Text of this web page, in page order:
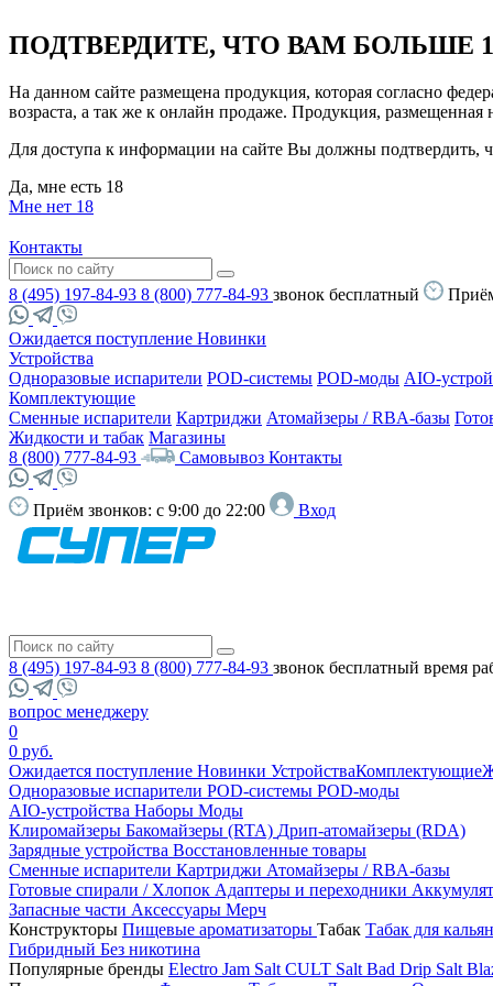
ПОДТВЕРДИТЕ, ЧТО ВАМ БОЛЬШЕ
На данном сайте размещена продукция, которая согласно
возраста, а так же к онлайн продаже. Продукция,
Для доступа к информации на сайте Вы должны подтвердить,
Да, мне есть 18
Мне нет 18
Контакты
8 (495) 197-84-93 8 (800) 777-84-93 звонок бесплатный
Ожидается поступление Новинки
Устройства
Одноразовые испарители POD-системы POD-моды AIO-
Комплектующие
Сменные испарители Картриджи Атомайзеры / RBA-базы
Жидкости и табак Магазины
8 (800) 777-84-93
Самовывоз Контакты
Приём звонков: с 9:00 до 22:00 Вход
8 (495) 197-84-93 8 (800) 777-84-93 звонок бесплатный время
вопрос менеджеру
0
0 руб.
Ожидается поступление Новинки УстройстваКомплектующие
Одноразовые испарители POD-системы POD-моды
AIO-устройства Наборы Моды
Клиромайзеры Бакомайзеры (RTA) Дрип-атомайзеры (RDA)
Зарядные устройства Восстановленные товары
Сменные испарители Картриджи Атомайзеры / RBA-базы
Готовые спирали / Хлопок Адаптеры и переходники
Запасные части Аксессуары Мерч
Конструкторы Пищевые ароматизаторы Табак Табак для
Гибридный Без никотина
Популярные бренды Electro Jam Salt CULT Salt Bad Drip Salt